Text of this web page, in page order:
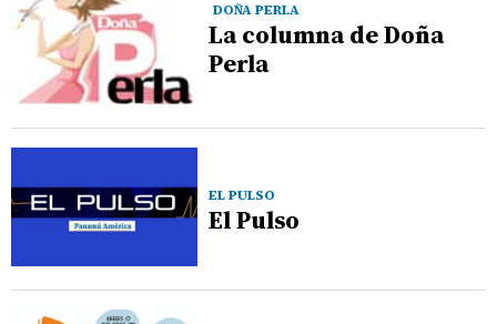
DOÑA PERLA
La columna de Doña
Perla
EL PULSO
El Pulso